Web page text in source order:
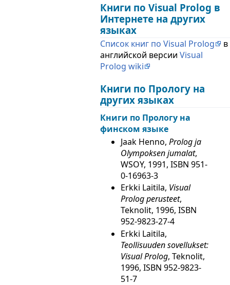
Книги по Visual Prolog в
Интернете на других
языках
Список книг по Visual Prolog
в
английской версииVisual
Prolog wiki
Книги по Прологу на
других языках
Книги по Прологу на
финском языке
Jaak Henno,Prolog ja
Olympoksen jumalat,
WSOY, 1991, ISBN 951-
0-16963-3
Erkki Laitila, Visual
Prolog perusteet,
Teknolit, 1996, ISBN
952-9823-27-4
Erkki Laitila,
Teollisuuden sovellukset:
Visual Prolog, Teknolit,
1996, ISBN 952-9823-
51-7